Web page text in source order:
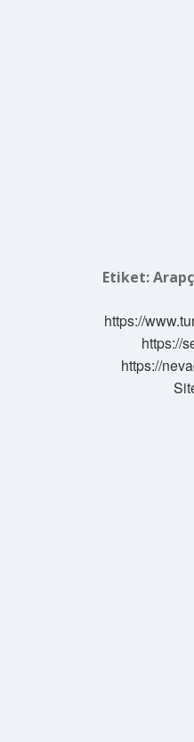
Etiket:
https://
https://
https://